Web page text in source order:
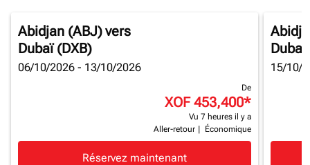
Abidjan (ABJ)vers
Dubaï (DXB)
06/10/2026 - 13/10/2026
De
XOF 453,400*
Vu 7 heures il y a
Aller-retour
Économique
Réservez maintenant
Dubaï
15/10/